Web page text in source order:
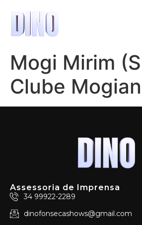
Mogi Mirim
Clube
Assessoria de Imprensa
34 99922-2289
dinofonsecashows@gmail.com